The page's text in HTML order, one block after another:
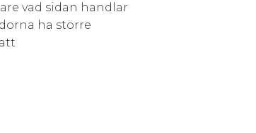
vad sidan handlar
ha större